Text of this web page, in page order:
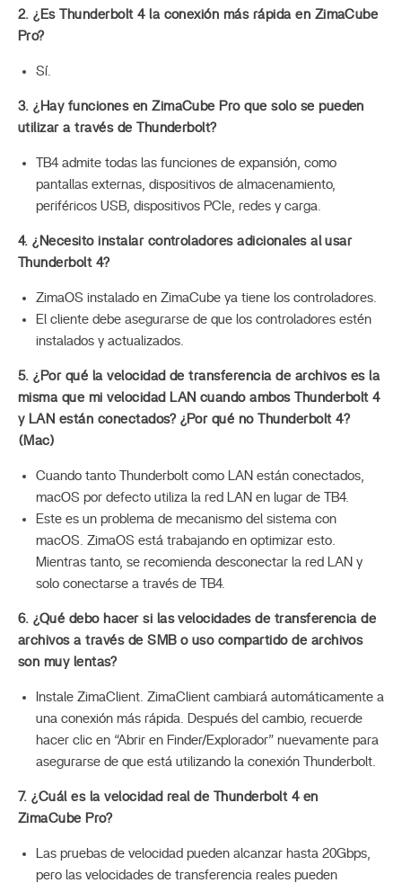
2. ¿Es Thunderbolt 4 la conexión más rápida en ZimaCube
Pro?
Sí.
3. ¿Hay funciones en ZimaCube Pro que solo se pueden
utilizar a través de Thunderbolt?
TB4 admite todas las funciones de expansión, como
pantallas externas, dispositivos de almacenamiento,
periféricos USB, dispositivos PCIe, redes y carga.
4. ¿Necesito instalar controladores adicionales al usar
Thunderbolt 4?
ZimaOS instalado en ZimaCube ya tiene los controladores.
El cliente debe asegurarse de que los controladores estén
instalados y actualizados.
5. ¿Por qué la velocidad de transferencia de archivos es la
misma que mi velocidad LAN cuando ambos Thunderbolt 4
y LAN están conectados? ¿Por qué no Thunderbolt 4?
(Mac)
Cuando tanto Thunderbolt como LAN están conectados,
macOS por defecto utiliza la red LAN en lugar de TB4.
Este es un problema de mecanismo del sistema con
macOS. ZimaOS está trabajando en optimizar esto.
Mientras tanto, se recomienda desconectar la red LAN y
solo conectarse a través de TB4.
6. ¿Qué debo hacer si las velocidades de transferencia de
archivos a través de SMB o uso compartido de archivos
son muy lentas?
Instale ZimaClient. ZimaClient cambiará automáticamente a
una conexión más rápida. Después del cambio, recuerde
hacer clic en “Abrir en Finder/Explorador” nuevamente para
asegurarse de que está utilizando la conexión Thunderbolt.
7. ¿Cuál es la velocidad real de Thunderbolt 4 en
ZimaCube Pro?
Las pruebas de velocidad pueden alcanzar hasta 20Gbps,
pero las velocidades de transferencia reales pueden